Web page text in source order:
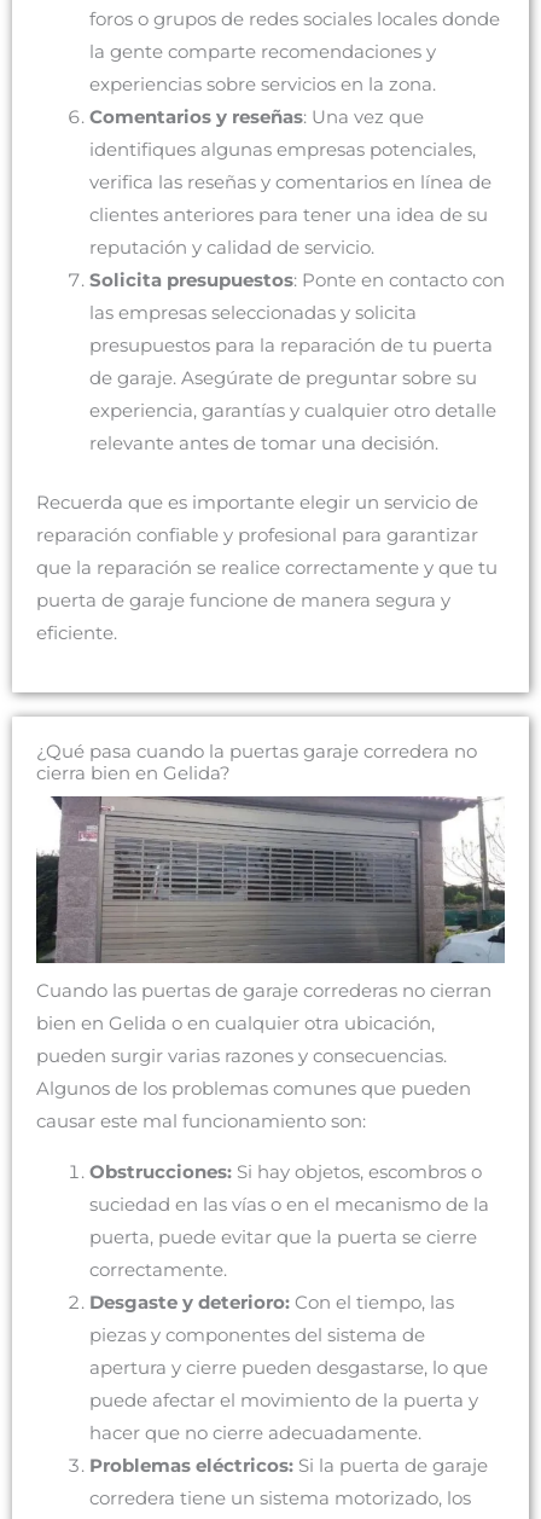
foros o grupos de redes sociales locales donde
la gente comparte recomendaciones y
experiencias sobre servicios en la zona.
Comentarios y reseñas: Una vez que
identifiques algunas empresas potenciales,
verifica las reseñas y comentarios en línea de
clientes anteriores para tener una idea de su
reputación y calidad de servicio.
Solicita presupuestos: Ponte en contacto con
las empresas seleccionadas y solicita
presupuestos para la reparación de tu puerta
de garaje. Asegúrate de preguntar sobre su
experiencia, garantías y cualquier otro detalle
relevante antes de tomar una decisión.
Recuerda que es importante elegir un servicio de
reparación confiable y profesional para garantizar
que la reparación se realice correctamente y que tu
puerta de garaje funcione de manera segura y
eficiente.
¿Qué pasa cuando la puertas garaje corredera no
cierra bien en Gelida?
Cuando las puertas de garaje correderas no cierran
bien en Gelida o en cualquier otra ubicación,
pueden surgir varias razones y consecuencias.
Algunos de los problemas comunes que pueden
causar este mal funcionamiento son:
Obstrucciones:Si hay objetos, escombros o
suciedad en las vías o en el mecanismo de la
puerta, puede evitar que la puerta se cierre
correctamente.
Desgaste y deterioro:Con el tiempo, las
piezas y componentes del sistema de
apertura y cierre pueden desgastarse, lo que
puede afectar el movimiento de la puerta y
hacer que no cierre adecuadamente.
Problemas eléctricos:Si la puerta de garaje
corredera tiene un sistema motorizado, los